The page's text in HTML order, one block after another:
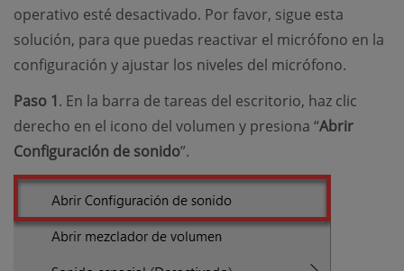
operativo esté desactivado. Por favor, sigue esta
solución, para que puedas reactivar el micrófono en la
configuración y ajustar los niveles del micrófono.
Paso 1. En la barra de tareas del escritorio, haz clic
derecho en el icono del volumen y presiona “Abrir
Configuración de sonido”.